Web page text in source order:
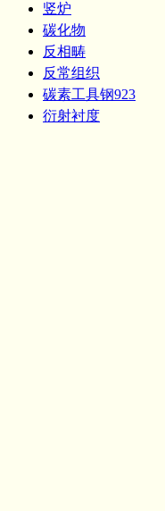
竖炉
碳化物
反相畴
反常组织
碳素工具钢923
衍射衬度